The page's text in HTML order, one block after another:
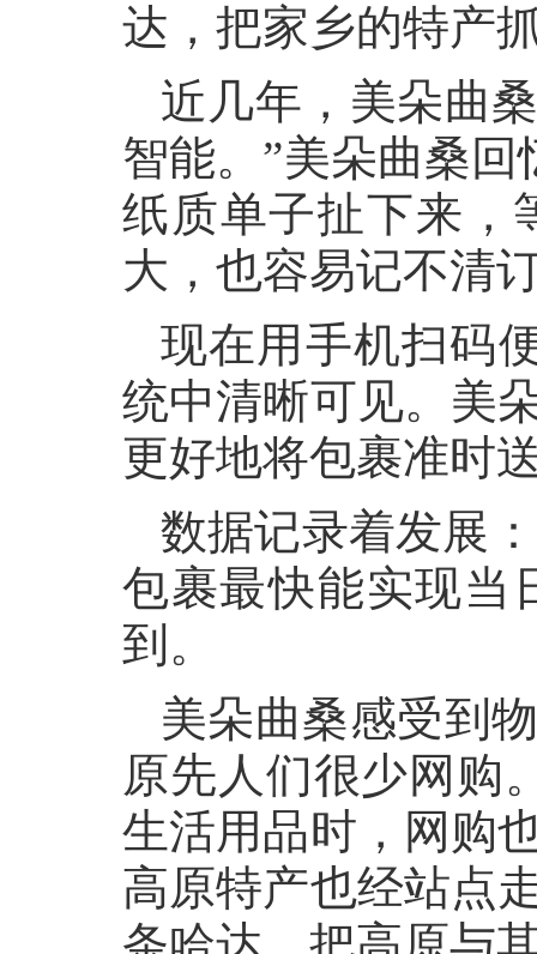
达，把家乡的特产
近几年，美朵曲
智能。”美朵曲桑
纸质单子扯下来，
大，也容易记不清
现在用手机扫码
统中清晰可见。美
更好地将包裹准时
数据记录着发展
包裹最快能实现
到。
美朵曲桑感受到
原先人们很少网购
生活用品时，网购
高原特产也经站点